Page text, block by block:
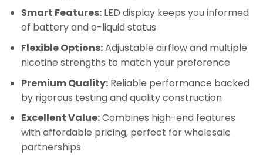
Smart Features:LED display keeps you informed
of battery and e-liquid status
Flexible Options:Adjustable airflow and multiple
nicotine strengths to match your preference
Premium Quality:Reliable performance backed
by rigorous testing and quality construction
Excellent Value:Combines high-end features
with affordable pricing, perfect for wholesale
partnerships